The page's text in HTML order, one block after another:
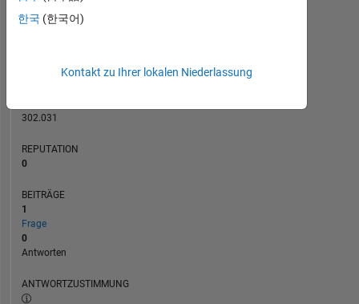
302.031
REPUTATION
0
BEITRÄGE
1
Frage
0
Antworten
ANTWORTZUSTIMMUNG
한국 (한국어)
Kontakt zu Ihrer lokalen Niederlassung